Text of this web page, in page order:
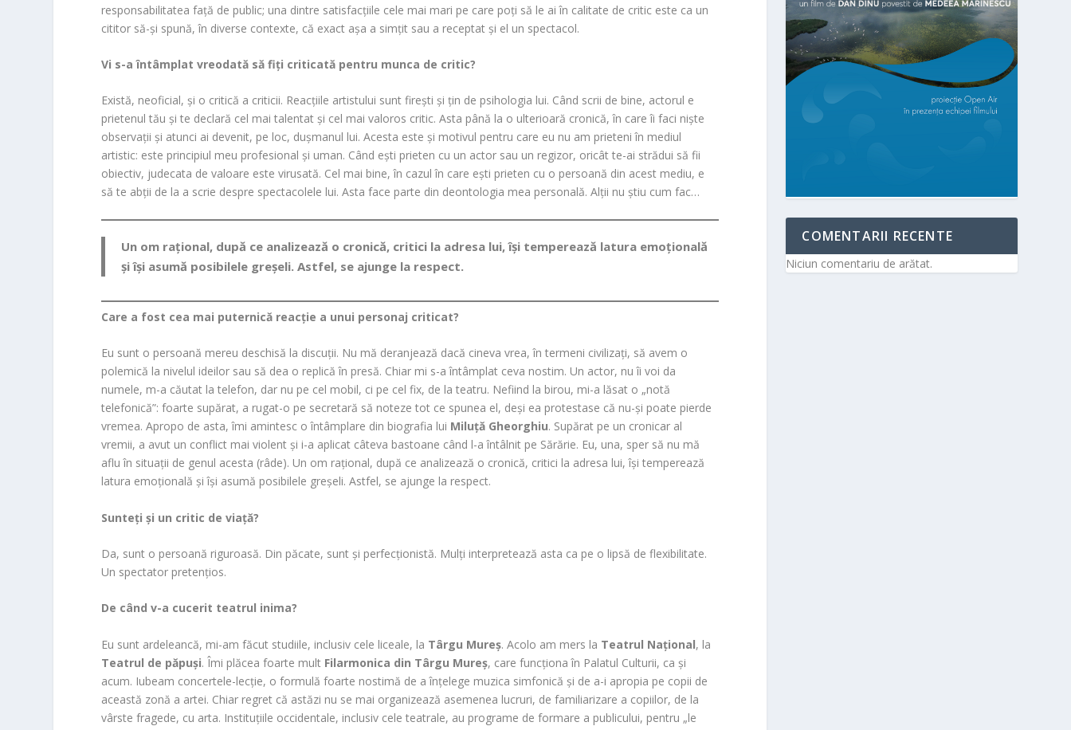
responsabilitatea față de public; una dintre satisfacțiile cele mai mari pe care poți să le ai în calitate de critic este ca un
cititor să-și spună, în diverse contexte, că exact așa a simțit sau a receptat și el un spectacol.
Vi s-a întâmplat vreodată să fiți criticată pentru munca de critic?
Există, neoficial, și o critică a criticii. Reacțiile artistului sunt firești și țin de psihologia lui. Când scrii de bine, actorul e
prietenul tău și te declară cel mai talentat și cel mai valoros critic. Asta până la o ulterioară cronică, în care îi faci niște
observații și atunci ai devenit, pe loc, dușmanul lui. Acesta este și motivul pentru care eu nu am prieteni în mediul
artistic: este principiul meu profesional și uman. Când ești prieten cu un actor sau un regizor, oricât te-ai strădui să fii
obiectiv, judecata de valoare este virusată. Cel mai bine, în cazul în care ești prieten cu o persoană din acest mediu, e
să te abții de la a scrie despre spectacolele lui. Asta face parte din deontologia mea personală. Alții nu știu cum fac…
Un om rațional, după ce analizează o cronică, critici la adresa lui, își temperează latura emoțională
și își asumă posibilele greșeli. Astfel, se ajunge la respect.
Care a fost cea mai puternică reacție a unui personaj criticat?
Eu sunt o persoană mereu deschisă la discuții. Nu mă deranjează dacă cineva vrea, în termeni civilizați, să avem o
polemică la nivelul ideilor sau să dea o replică în presă. Chiar mi s-a întâmplat ceva nostim. Un actor, nu îi voi da
numele, m-a căutat la telefon, dar nu pe cel mobil, ci pe cel fix, de la teatru. Nefiind la birou, mi-a lăsat o „notă
telefonică”: foarte supărat, a rugat-o pe secretară să noteze tot ce spunea el, deși ea protestase că nu-și poate pierde
vremea. Apropo de asta, îmi amintesc o întâmplare din biografia lui Miluță Gheorghiu. Supărat pe un cronicar al
vremii, a avut un conflict mai violent și i-a aplicat câteva bastoane când l-a întâlnit pe Sărărie. Eu, una, sper să nu mă
aflu în situații de genul acesta (râde). Un om rațional, după ce analizează o cronică, critici la adresa lui, își temperează
latura emoțională și își asumă posibilele greșeli. Astfel, se ajunge la respect.
Sunteți și un critic de viață?
Da, sunt o persoană riguroasă. Din păcate, sunt și perfecționistă. Mulți interpretează asta ca pe o lipsă de flexibilitate.
Un spectator pretențios.
De când v-a cucerit teatrul inima?
Eu sunt ardeleancă, mi-am făcut studiile, inclusiv cele liceale, la Târgu Mureș. Acolo am mers la Teatrul Național, la
Teatrul de păpuși. Îmi plăcea foarte mult Filarmonica din Târgu Mureș, care funcționa în Palatul Culturii, ca și
acum. Iubeam concertele-lecție, o formulă foarte nostimă de a înțelege muzica simfonică și de a-i apropia pe copii de
această zonă a artei. Chiar regret că astăzi nu se mai organizează asemenea lucruri, de familiarizare a copiilor, de la
vârste fragede, cu arta. Instituțiile occidentale, inclusiv cele teatrale, au programe de formare a publicului, pentru „le
COMENTARII RECENTE
Niciun comentariu de arătat.